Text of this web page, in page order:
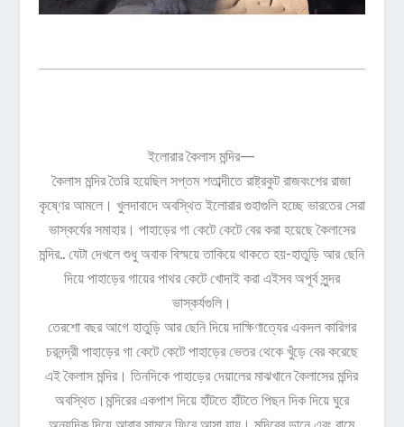
ইলোরার কৈলাস মন্দির—
কৈলাস মন্দির তৈরি হয়েছিল সপ্তম শতাব্দীতে রাষ্ট্রকুট রাজবংশের রাজা
কৃষ্ণের আমলে। খুলদাবাদে অবস্থিত ইলোরার গুহাগুলি হচ্ছে ভারতের সেরা
ভাস্কর্যের সমাহার। পাহাড়ের গা কেটে কেটে বের করা হয়েছে কৈলাসের
মন্দির.. যেটা দেখলে শুধু অবাক বিস্ময়ে তাকিয়ে থাকতে হয়-হাতুড়ি আর ছেনি
দিয়ে পাহাড়ের গায়ের পাথর কেটে খোদাই করা এইসব অপূর্ব সুন্দর
ভাস্কর্যগুলি।
তেরশো বছর আগে হাতুড়ি আর ছেনি দিয়ে দাক্ষিণাত্যের একদল কারিগর
চরনন্দ্রী পাহাড়ের গা কেটে কেটে পাহাড়ের ভেতর থেকে খুঁড়ে বের করেছে
এই কৈলাস মন্দির। তিনদিকে পাহাড়ের দেয়ালের মাঝখানে কৈলাসের মন্দির
অবস্থিত।মন্দিরের একপাশ দিয়ে হাঁটতে হাঁটতে পিছন দিক দিয়ে ঘুরে